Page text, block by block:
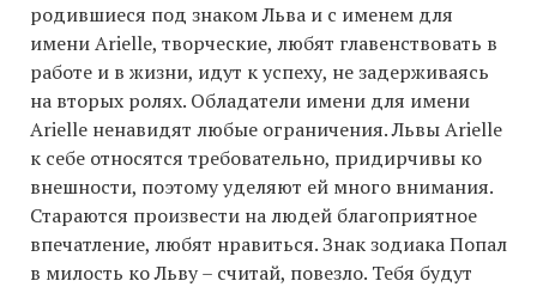
родившиеся под знаком Льва и с именем для
имени Arielle, творческие, любят главенствовать в
работе и в жизни, идут к успеху, не задерживаясь
на вторых ролях. Обладатели имени для имени
Arielle ненавидят любые ограничения. Львы Arielle
к себе относятся требовательно, придирчивы ко
внешности, поэтому уделяют ей много внимания.
Стараются произвести на людей благоприятное
впечатление, любят нравиться. Знак зодиака Попал
в милость ко Льву – считай, повезло. Тебя будут